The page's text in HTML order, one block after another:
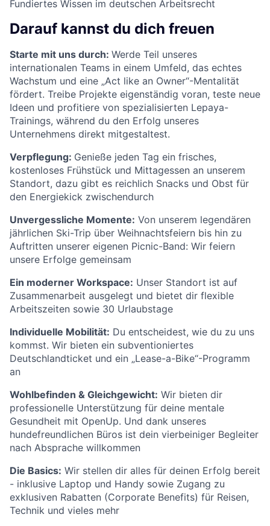
Fundiertes Wissen im deutschen Arbeitsrecht
Darauf kannst du dich freuen
Starte mit uns durch: Werde Teil unseres
internationalen Teams in einem Umfeld, das echtes
Wachstum und eine „Act like an Owner“-Mentalität
fördert. Treibe Projekte eigenständig voran, teste neue
Ideen und profitiere von spezialisierten Lepaya-
Trainings, während du den Erfolg unseres
Unternehmens direkt mitgestaltest.
Verpflegung: Genieße jeden Tag ein frisches,
kostenloses Frühstück und Mittagessen an unserem
Standort, dazu gibt es reichlich Snacks und Obst für
den Energiekick zwischendurch
Unvergessliche Momente: Von unserem legendären
jährlichen Ski-Trip über Weihnachtsfeiern bis hin zu
Auftritten unserer eigenen Picnic-Band: Wir feiern
unsere Erfolge gemeinsam
Ein moderner Workspace: Unser Standort ist auf
Zusammenarbeit ausgelegt und bietet dir flexible
Arbeitszeiten sowie 30 Urlaubstage
Individuelle Mobilität: Du entscheidest, wie du zu uns
kommst. Wir bieten ein subventioniertes
Deutschlandticket und ein „Lease-a-Bike“-Programm
an
Wohlbefinden & Gleichgewicht: Wir bieten dir
professionelle Unterstützung für deine mentale
Gesundheit mit OpenUp. Und dank unseres
hundefreundlichen Büros ist dein vierbeiniger Begleiter
nach Absprache willkommen
Die Basics: Wir stellen dir alles für deinen Erfolg bereit
- inklusive Laptop und Handy sowie Zugang zu
exklusiven Rabatten (Corporate Benefits) für Reisen,
Technik und vieles mehr